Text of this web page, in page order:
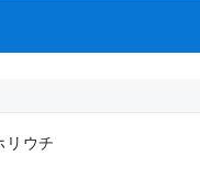
リウチ